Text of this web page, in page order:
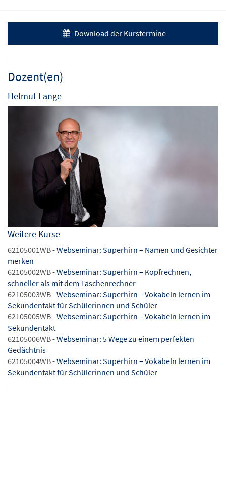
Download der Kurstermine
Dozent(en)
Helmut Lange
Weitere Kurse
62105001WB -Webseminar: Superhirn – Namen und Gesichter
merken
62105002WB -Webseminar: Superhirn – Kopfrechnen,
schneller als mit dem Taschenrechner
62105003WB -Webseminar: Superhirn – Vokabeln lernen im
Sekundentakt für Schülerinnen und Schüler
62105005WB -Webseminar: Superhirn – Vokabeln lernen im
Sekundentakt
62105006WB -Webseminar: 5 Wege zu einem perfekten
Gedächtnis
62105004WB -Webseminar: Superhirn – Vokabeln lernen im
Sekundentakt für Schülerinnen und Schüler